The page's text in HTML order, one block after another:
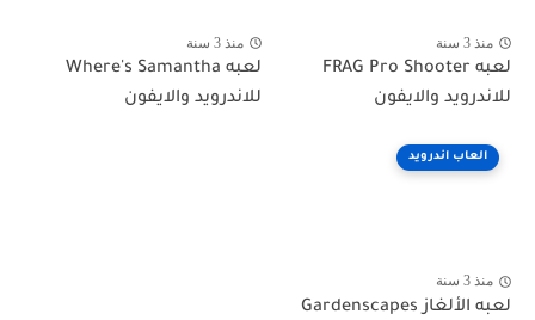
منذ 3 سنة
لعبه FRAG Pro Shooter
للاندرويد والايفون
منذ 3 سنة
لعبه Where's Samantha
للاندرويد والايفون
العاب اندرويد
منذ 3 سنة
لعبه الألغاز Gardenscapes